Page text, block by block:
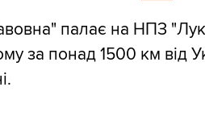
палає на НПЗ
за понад 1500 км від